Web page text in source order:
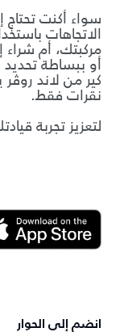
سواء أكنت
مركبتك، أم
أو ببساطة
كير من لاند
نقرات فقط.
لتعزيز تجربة
انضم إلى الحوار